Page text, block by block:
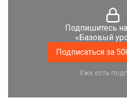
Подпишитесь
«Базовый
Подписаться за
Уже есть